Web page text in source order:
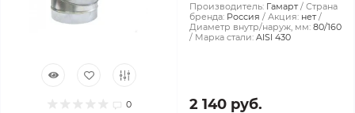
0
Производитель: Гамарт
Страна
бренда: Россия Акция: нет
Диаметр внутр/наруж, мм: 80/160
Марка стали: AISI 430
2 140 руб.